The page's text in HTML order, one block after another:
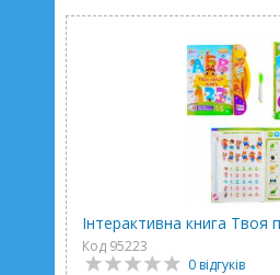
Інтерактивна книга Твоя
Код 95223
0 відгуків